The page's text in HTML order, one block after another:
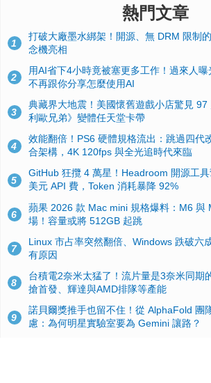
熱門文章
1
打破大廠墨水綁架！開源、無 DRM 限制
念機亮相
2
用AI省下4小時竟被塞更多工作！過來人
不再跟你分享怎麼使用AI
3
典藏界大地震！美國懷舊遊戲小店驚見
利歐兄弟》變體任天堂卡帶
4
效能翻倍！PS6 硬體規格流出：跳過四代
合架構，4K 120fps 與全光追時代來臨
5
GitHub 狂攬 4 萬星！Headroom 開源工
美元 API 費，Token 消耗暴降 92%
6
蘋果 2026 款 Mac mini 規格爆料：M6 與
場！容量或將 512GB 起跳
7
Linux 市占率突然翻倍、Windows 跌破六
有原因
8
台積電2奈米太猛了！流片量是3奈米同期
搶首發、輝達與AMD排隊等產能
9
諾貝爾獎推手也留不住！從 AlphaFold 團
慮：為何明星實驗室要為 Gemini 讓路？